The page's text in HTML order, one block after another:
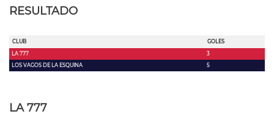
RESULTADO
CLUB
GOLES
LA 777
3
LOS VAGOS DE LA ESQUINA
5
LA 777